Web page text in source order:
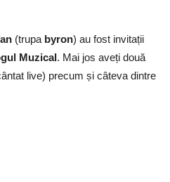
(trupa byron) au fost invitații
Muzical. Mai jos aveți două
live) precum și câteva dintre